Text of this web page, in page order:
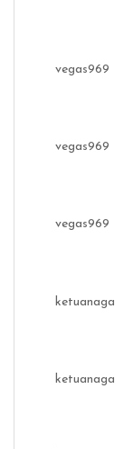
vegas969
vegas969
vegas969
ketuanaga
ketuanaga